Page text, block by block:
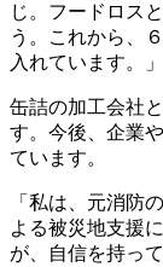
じ。フードロス
う。これから、
入れています。」
缶詰の加工会社
す。今後、企業
ています。
「私は、元消防
よる被災地支援
が、自信を持っ